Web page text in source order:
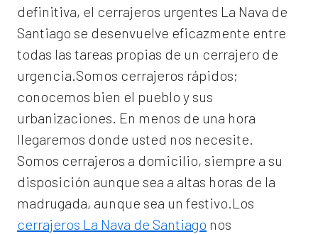
definitiva, el cerrajeros urgentes La Nava de
Santiago se desenvuelve eficazmente entre
todas las tareas propias de un cerrajero de
urgencia.Somos cerrajeros rápidos;
conocemos bien el pueblo y sus
urbanizaciones. En menos de una hora
llegaremos donde usted nos necesite.
Somos cerrajeros a domicilio, siempre a su
disposición aunque sea a altas horas de la
madrugada, aunque sea un festivo.Los
cerrajeros La Nava de Santiago nos